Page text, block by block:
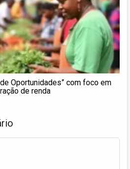
Oportunidades” com foco em
de renda